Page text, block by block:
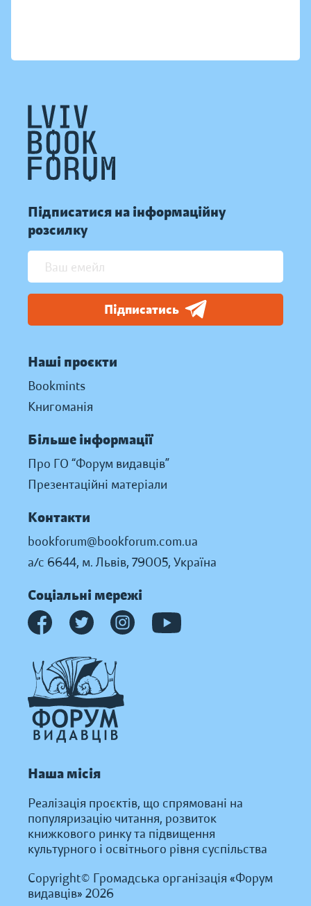
Підписатися на інформаційну
розсилку
Підписатись
Наші проєкти
Bookmints
Книгоманія
Більше інформації
Про ГО “Форум видавців”
Презентаційні матеріали
Контакти
bookforum@bookforum.com.ua
а/с 6644, м. Львів, 79005, Україна
Соціальні мережі
Наша місія
Реалізація проєктів, що спрямовані на
популяризацію читання, розвиток
книжкового ринку та підвищення
культурного і освітнього рівня суспільства
Copyright© Громадська організація «Форум
видавців» 2026